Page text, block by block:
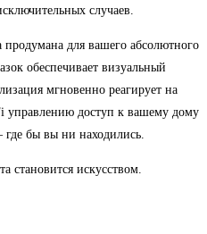
случаев.
продумана для вашего абсолютного
обеспечивает визуальный
мгновенно реагирует на
управлению доступ к вашему дому
бы вы ни находились.
становится искусством.